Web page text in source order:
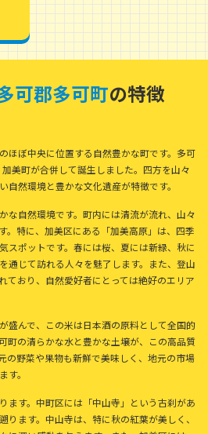
可郡多可町の特徴
ほぼ中央に位置する自然豊かな町です。多可
美町が合併して誕生しました。四方を山々
自然環境と豊かな文化遺産が特徴です。
な自然環境です。町内には清流が流れ、山々
。特に、加美区にある「加美高原」は、四季
スポットです。春には桜、夏には新緑、秋に
通じて訪れる人々を魅了します。また、登山
ており、自然愛好者にとっては絶好のエリア
盛んで、この米は日本酒の原料として全国的
町の清らかな水と豊かな土壌が、この高品質
の野菜や果物も新鮮で美味しく、地元の市場
す。
ます。中町区には「中山寺」という古刹があ
ります。中山寺は、特に秋の紅葉が美しく、